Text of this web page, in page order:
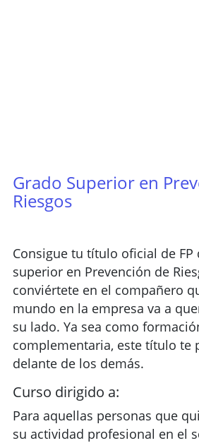
Grado Superior en
Riesgos
Consigue tu título oficial de FP
superior en Prevención de
conviértete en el compañero
mundo en la empresa va a
su lado. Ya sea como
complementaria, este título te
delante de los demás.
Curso dirigido a:
Para aquellas personas que
su actividad profesional en el